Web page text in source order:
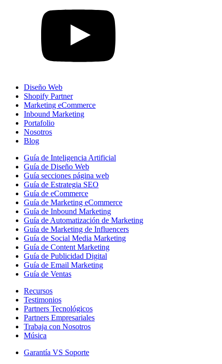
Diseño Web
Shopify Partner
Marketing eCommerce
Inbound Marketing
Portafolio
Nosotros
Blog
Guía de Inteligencia Artificial
Guía de Diseño Web
Guía secciones página web
Guía de Estrategia SEO
Guía de eCommerce
Guía de Marketing eCommerce
Guía de Inbound Marketing
Guía de Automatización de Marketing
Guía de Marketing de Influencers
Guía de Social Media Marketing
Guía de Content Marketing
Guía de Publicidad Digital
Guía de Email Marketing
Guía de Ventas
Recursos
Testimonios
Partners Tecnológicos
Partners Empresariales
Trabaja con Nosotros
Música
Garantía VS Soporte